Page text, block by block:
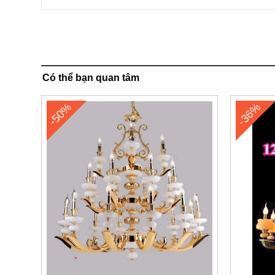
Có thể bạn quan tâm
-50% -36%